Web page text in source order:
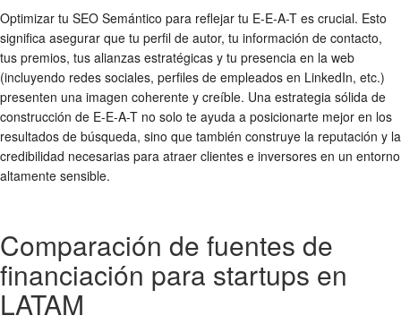
Optimizar tu SEO Semántico para reflejar tu E-E-A-T es crucial. Esto
significa asegurar que tu perfil de autor, tu información de contacto,
tus premios, tus alianzas estratégicas y tu presencia en la web
(incluyendo redes sociales, perfiles de empleados en LinkedIn, etc.)
presenten una imagen coherente y creíble. Una estrategia sólida de
construcción de E-E-A-T no solo te ayuda a posicionarte mejor en los
resultados de búsqueda, sino que también construye la reputación y la
credibilidad necesarias para atraer clientes e inversores en un entorno
altamente sensible.
Comparación de fuentes de
financiación para startups en
LATAM